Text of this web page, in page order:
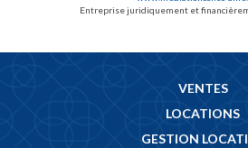
Entreprise juridiquement et
VENTES
LOCATIONS
GESTION